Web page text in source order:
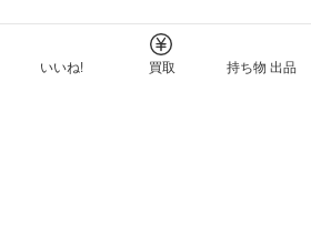
いいね! 買取 持ち物 出品